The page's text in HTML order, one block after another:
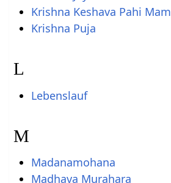
Krishna Keshava Pahi Mam
Krishna Puja
L
Lebenslauf
M
Madanamohana
Madhava Murahara